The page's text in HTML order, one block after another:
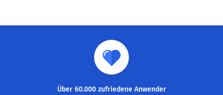
Über 60.000 zufriedene Anwender